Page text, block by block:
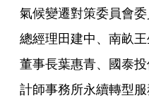
氣候變遷對策委員會
總經理田建中、南畝
董事長葉惠青、國泰
計師事務所永續轉型